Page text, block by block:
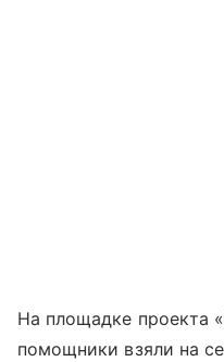
На площадке проекта
помощники взяли на